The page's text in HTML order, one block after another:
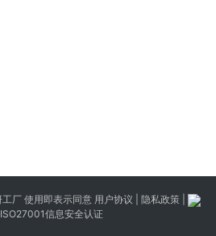
厂 使用即表示同意 用户协议 隐私政策|
信息安全认证